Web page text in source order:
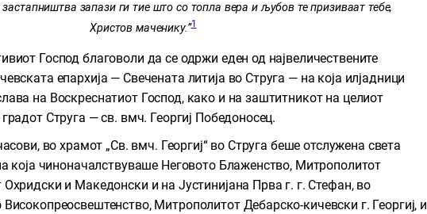
запази ги тие што со топла вера и љубов те призиваат тебе,
Христов маченику.”1
Господ благоволи да се одржи еден од највеличествените
епархија — Свечената литија во Струга — на која илјадници
на Воскреснатиот Господ, како и на заштитникот на целиот
Струга — св. вмч. Георгиј Победоносец.
во храмот „Св. вмч. Георгиј“ во Струга беше отслужена света
која чиноначалствуваше Неговото Блаженство, Митрополитот
и Македонски и на Јустинијана Прва г. г. Стефан, во
Митрополитот Дебарско-кичевски г. Георгиј, и